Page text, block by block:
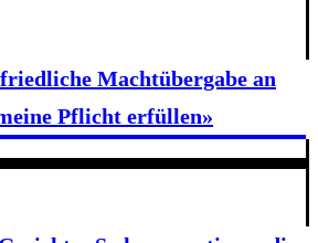
Machtübergabe an
Pflicht erfüllen»